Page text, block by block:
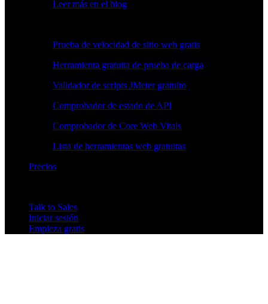
Leer más en el blog
Prueba de velocidad de sitio web gratis
Herramienta gratuita de prueba de carga
Validador de scripts JMeter gratuito
Comprobador de estado de API
Comprobador de Core Web Vitals
Lista de herramientas web gratuitas
Precios
Talk to Sales
Iniciar sesión
Empieza gratis